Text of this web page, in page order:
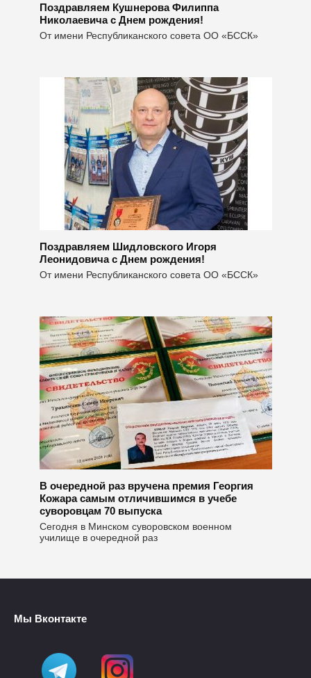
Поздравляем Кушнерова Филиппа
Николаевича с Днем рождения!
От имени Республиканского совета ОО «БССК»
Поздравляем Шидловского Игоря
Леонидовича с Днем рождения!
От имени Республиканского совета ОО «БССК»
В очередной раз вручена премия Георгия
Кожара самым отличившимся в учебе
суворовцам 70 выпуска
Сегодня в Минском суворовском военном
училище в очередной раз
Мы Вконтакте